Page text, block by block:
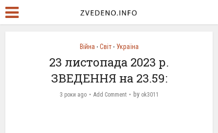
Війна • Світ • Україна
23 листопада 2023 р.
ЗВЕДЕННЯ на 23.59:
3 роки ago Add Comment by ok3011